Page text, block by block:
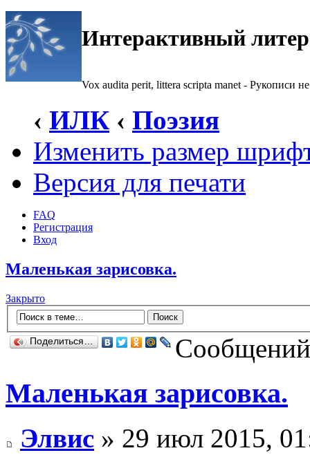
Интерактивный
Vox audita perit, littera scripta manet - Рукописи не
‹ ИЛК ‹ Поэзия
Изменить размер
Версия для печати
FAQ
Регистрация
Вход
Маленькая зарисовка.
Закрыто
Поделиться…
Маленькая зарисовка.
Элвис » 29 июл 2015,